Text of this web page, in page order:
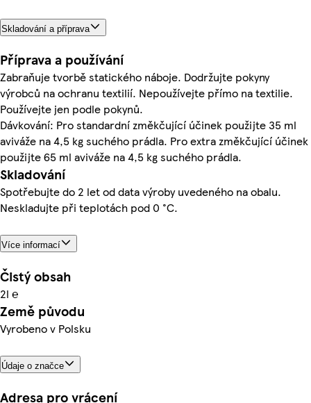
Skladování a příprava
Příprava a používání
Zabraňuje tvorbě statického náboje. Dodržujte pokyny
výrobců na ochranu textilií. Nepoužívejte přímo na textilie.
Používejte jen podle pokynů.
Dávkování: Pro standardní změkčující účinek použijte 35 ml
aviváže na 4,5 kg suchého prádla. Pro extra změkčující účinek
použijte 65 ml aviváže na 4,5 kg suchého prádla.
Skladování
Spotřebujte do 2 let od data výroby uvedeného na obalu.
Neskladujte při teplotách pod 0 °C.
Více informací
Čistý obsah
2l ℮
Země původu
Vyrobeno v Polsku
Údaje o značce
Adresa pro vrácení